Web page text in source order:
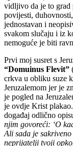
vidljivo da je to grad
povijesti,
jednostavan i
svakom slučaju i iz
nemoguće je biti
Prvi moj susret s
“Domuinus Flevit”
crkva u obliku suze
Jeruzalemom jer je
je pogled na
je ovdje Krist
događaj odlično
njim govoreći: ‘O
Ali sada je
neprijatelji tvoji